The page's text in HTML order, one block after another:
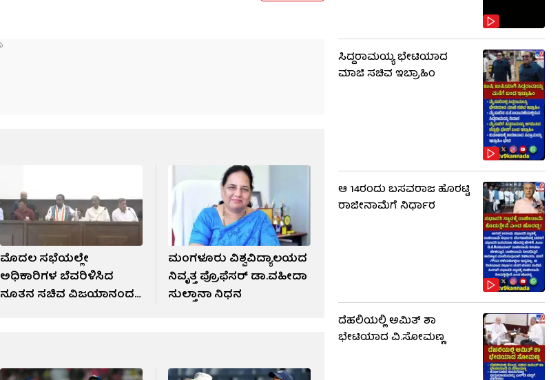
ಮೊದಲ ಸಭೆಯಲ್ಲೇ
ಅಧಿಕಾರಿಗಳ ಬೆವರಿಳಿಸಿದ
ನೂತನ ಸಚಿವ ವಿಜಯಾನಂದ
ಮಂಗಳೂರು ವಿಶ್ವವಿದ್ಯಾಲಯದ
ನಿವೃತ್ತ ಪ್ರೊಫೆಸರ್‌ ಡಾ.ವಹೀದಾ
ಸುಲ್ತಾನಾ ನಿಧನ
ಸಿದ್ದರಾಮಯ್ಯ ಭೇಟಿಯಾದ
ಮಾಜಿ ಸಚಿವ ಇಬ್ರಾಹಿಂ
ಆ 14ರಂದು ಬಸವರಾಜ ಹೊರಟ್ಟಿ
ರಾಜೀನಾಮೆಗೆ ನಿರ್ಧಾರ
ದೆಹಲಿಯಲ್ಲಿ ಅಮಿತ್ ಶಾ
ಭೇಟಿಯಾದ ವಿ.ಸೋಮಣ್ಣ